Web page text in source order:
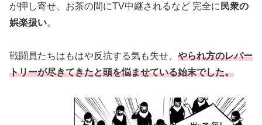
が押し寄せ、お茶の間にTV中継されるなど 完全に 民衆の
娯楽扱い。
戦闘員たちはもはや反抗する気も失せ、 やられ方のレパー
トリーが尽きてきたと頭を悩ませている始末でした。